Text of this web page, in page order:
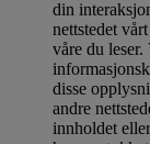
din
nettstedet
våre du
disse
andre
innholdet